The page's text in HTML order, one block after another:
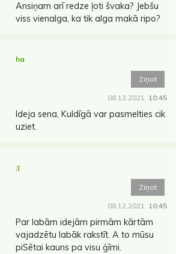
Ansiņam arī redze ļoti švaka? Jebšu
viss vienalga, ka tik alga makā ripo?
ha
Ziņot
08.12.2021. 10:45
Ideja sena, Kuldīgā var pasmelties cik
uziet.
;(
Ziņot
08.12.2021. 10:45
Par labām idejām pirmām kārtām
vajadzētu labāk rakstīt. A to mūsu
piSētai kauns pa visu ģīmi.